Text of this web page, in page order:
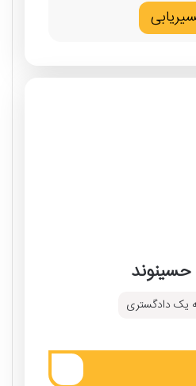
حسینوند
یک دادگستری